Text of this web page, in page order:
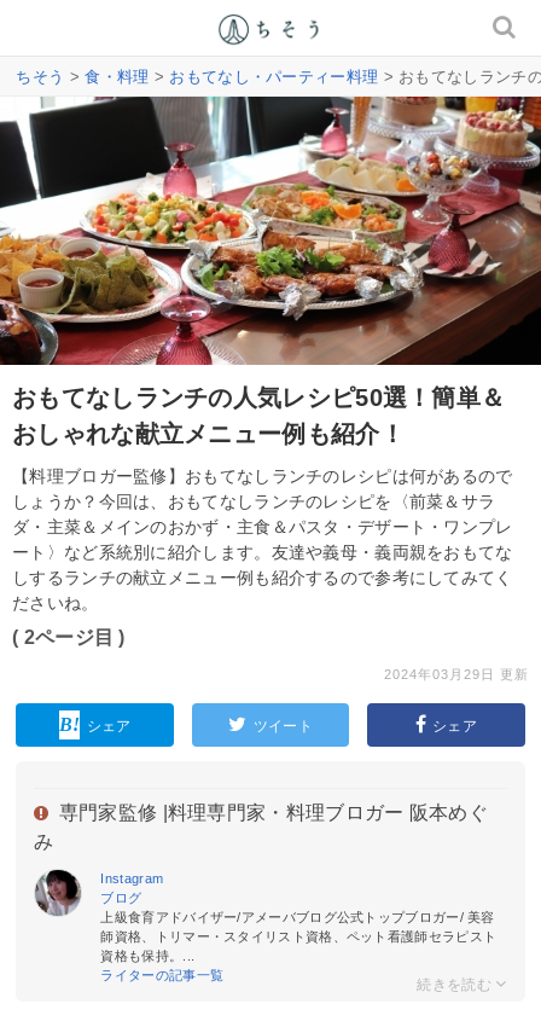
ちそう >食・料理 > おもてなし・パーティー料理 > おもてなしランチ
おもてなしランチの人気レシピ50選！簡単＆
おしゃれな献立メニュー例も紹介！
【料理ブロガー監修】おもてなしランチのレシピは何があるので
しょうか？今回は、おもてなしランチのレシピを〈前菜＆サラ
ダ・主菜＆メインのおかず・主食＆パスタ・デザート・ワンプレ
ート〉など系統別に紹介します。友達や義母・義両親をおもてな
しするランチの献立メニュー例も紹介するので参考にしてみてく
ださいね。
( 2ページ目 )
2024年03月29日 更新
シェア ツイート シェア
専門家監修 | 料理専門家・料理ブロガー 阪本めぐ
み
Instagram
ブログ
上級食育アドバイザー/アメーバブログ公式トップブロガー/ 美容
師資格、トリマー・スタイリスト資格、ペット看護師セラピスト
資格も保持。...
ライターの記事一覧